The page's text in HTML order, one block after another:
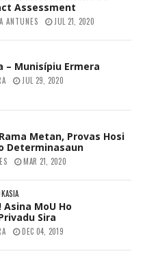
Assessment
ANTUNES JUL 21, 2020
– Munisípiu Ermera
JUL 29, 2020
Metan, Provas Hosi
Determinasaun
MAR 21, 2020
MoU Ho
Sira
DEC 04, 2019